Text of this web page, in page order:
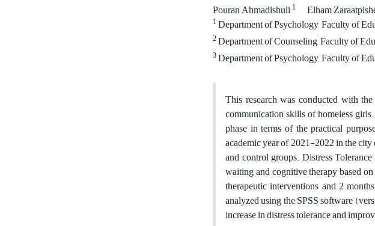
Pouran Ahmadishuli1 Elham
1Department of Psychology, Faculty of
2Department of Counseling, Faculty of
3Department of Psychology, Faculty of
This research was conducted with
communication skills of homeless
phase in terms of the practical
academic year of 2021-2022 in the
and control groups. Distress
waiting and cognitive therapy based
therapeutic interventions and 2
analyzed using the SPSS software
increase in distress tolerance and